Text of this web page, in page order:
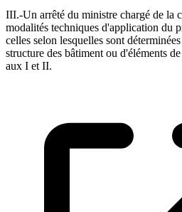
III.-Un arrêté du ministre chargé de la
modalités techniques d'application du
celles selon lesquelles sont
structure des bâtiment ou d'éléments
aux I et II.